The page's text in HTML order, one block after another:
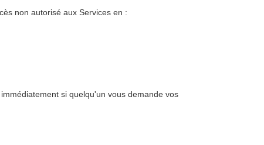
non autorisé aux Services en :
si quelqu'un vous demande vos